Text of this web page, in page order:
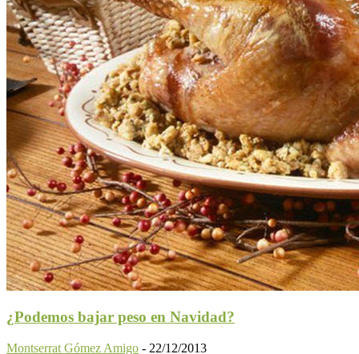
¿Podemos bajar peso en Navidad?
Montserrat Gómez Amigo - 22/12/2013